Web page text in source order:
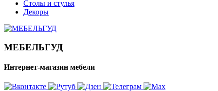
Столы и стулья
Декоры
МЕБЕЛЬГУД
Интернет-магазин мебели